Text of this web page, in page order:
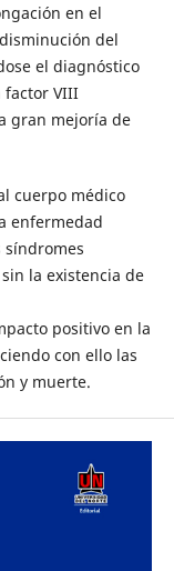
en el
del
el diagnóstico
factor VIII
gran mejoría de
cuerpo médico
enfermedad
la existencia de
positivo en la
con ello las
y muerte.